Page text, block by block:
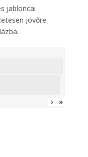
jabloncai
jövőre
› »